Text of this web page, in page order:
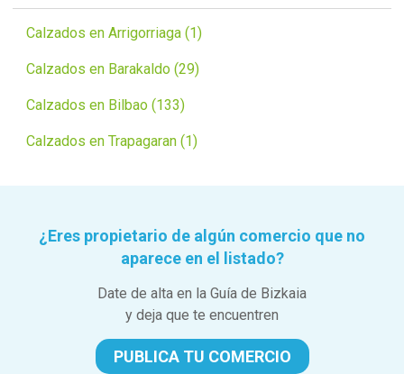
Calzados en Arrigorriaga (1)
Calzados en Barakaldo (29)
Calzados en Bilbao (133)
Calzados en Trapagaran (1)
¿Eres propietario de algún comercio que no
aparece en el listado?
Date de alta en la Guía de Bizkaia
y deja que te encuentren
PUBLICA TU COMERCIO